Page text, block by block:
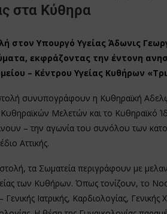
στα Κύθηρα
στον Υπουργό Υγείας Άδωνις
εκφράζοντας την έντονη
– Κέντρου Υγείας Κυθήρων
συνυπογράφουν η Κυθηραϊκή
Κυθηραϊκών Μελετών και το Κυθηραϊκό
– την αγωνία του συνόλου των
Αττικής.
τα Σωματεία περιγράφουν με
των Κυθήρων. Όπως τονίζουν, το
Γενικής Ιατρικής, Καρδιολογίας,